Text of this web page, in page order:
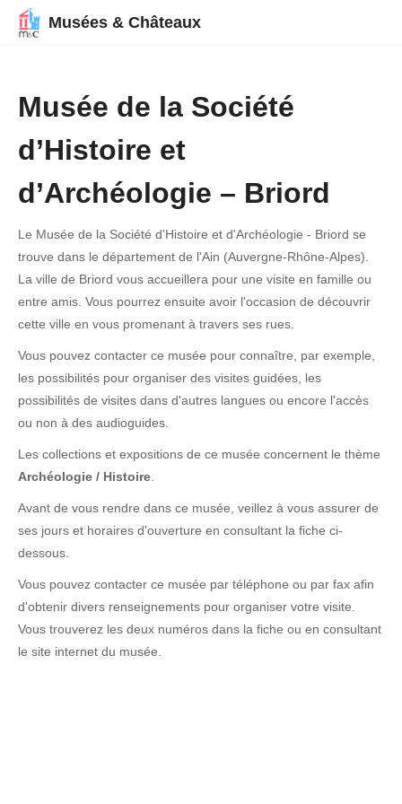
Musées & Châteaux
Musée de la Société
d’Histoire et
d’Archéologie – Briord
Le Musée de la Société d'Histoire et d'Archéologie - Briord se
trouve dans le département de l'Ain (Auvergne-Rhône-Alpes).
La ville de Briord vous accueillera pour une visite en famille ou
entre amis. Vous pourrez ensuite avoir l'occasion de découvrir
cette ville en vous promenant à travers ses rues.
Vous pouvez contacter ce musée pour connaître, par exemple,
les possibilités pour organiser des visites guidées, les
possibilités de visites dans d'autres langues ou encore l'accès
ou non à des audioguides.
Les collections et expositions de ce musée concernent le thème
Archéologie / Histoire
Avant de vous rendre dans ce musée, veillez à vous assurer de
ses jours et horaires d'ouverture en consultant la fiche ci-
dessous.
Vous pouvez contacter ce musée par téléphone ou par fax afin
d'obtenir divers renseignements pour organiser votre visite.
Vous trouverez les deux numéros dans la fiche ou en consultant
le site internet du musée.